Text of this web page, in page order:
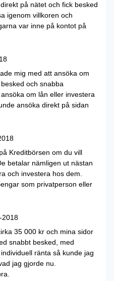
på nätet och fick besked
igenom villkoren och
var inne på kontot på
mig med att ansöka om
och snabba
om lån eller investera
ansöka direkt på sidan
Kreditbörsen om du vill
betalar nämligen ut nästan
och investera hos dem.
som privatperson eller
2018
35 000 kr och mina sidor
snabbt besked, med
ränta så kunde jag
jag gjorde nu.